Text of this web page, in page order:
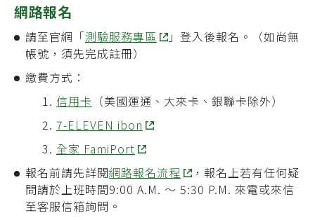
網路報名
請至官網「測驗服務專區 」 登入後報名。（如尚無
帳號，須先完成註冊）
繳費方式：
信用卡 （美國運通、大來卡、銀聯卡除外）
7-ELEVEN ibon
全家 FamiPort
報名前請先詳閱網路報名流程
，報名上若有任何疑
問請於上班時間9:00 A.M. ～ 5:30 P.M. 來電或來信
至客服信箱詢問。